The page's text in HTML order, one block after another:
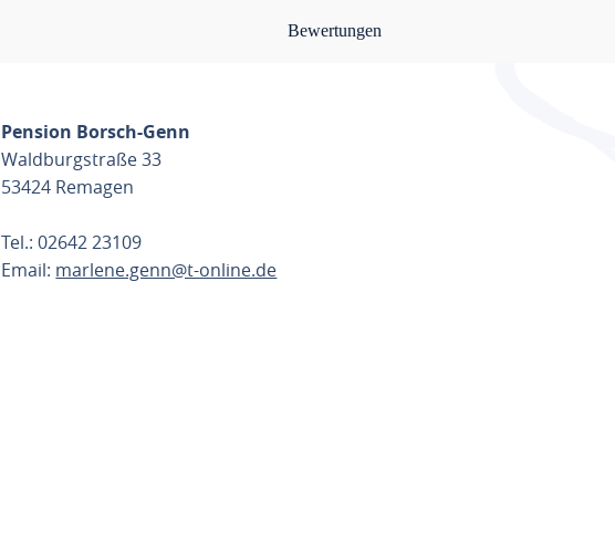
Bewertungen
Pension Borsch-Genn
Waldburgstraße 33
53424 Remagen
Tel.: 02642 23109
Email: marlene.genn@t-online.de